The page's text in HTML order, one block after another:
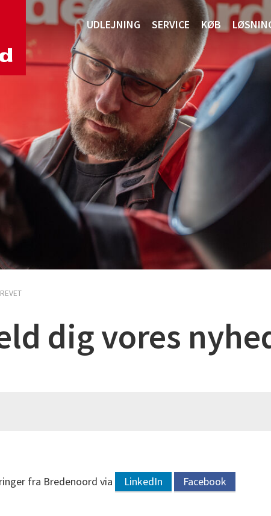
UDLEJNING SERVICE KØB
dig vores
fra Bredenoord via LinkedIn Facebook